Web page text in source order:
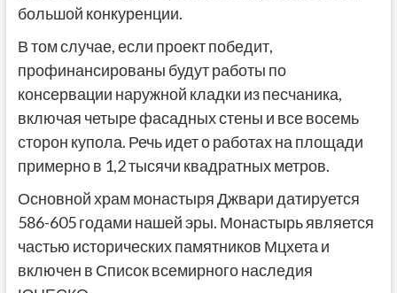
большой конкуренции.
В том случае, если проект победит,
профинансированы будут работы по
консервации наружной кладки из песчаника,
включая четыре фасадных стены и все восемь
сторон купола. Речь идет о работах на площади
примерно в 1,2 тысячи квадратных метров.
Основной храм монастыря Джвари датируется
586-605 годами нашей эры. Монастырь является
частью исторических памятников Мцхета и
включен в Список всемирного наследия